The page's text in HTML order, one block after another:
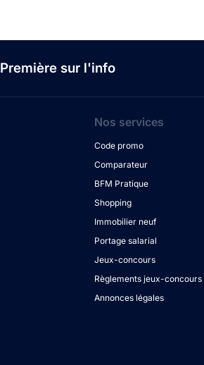
Première sur l'info
Nos services
Code promo
Comparateur
BFM Pratique
Shopping
Immobilier neuf
Portage salarial
Jeux-concours
Règlements jeux-concours
Annonces légales